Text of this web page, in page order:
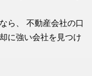
ら、 不動産会社の口
に強い会社を見つけ